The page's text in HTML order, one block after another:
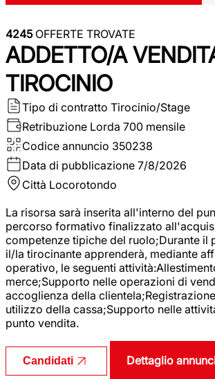
4245OFFERTE TROVATE
ADDETTO/A
TIROCINIO
Tipo di contratto Tirocinio/Stage
Retribuzione Lorda 700 mensile
Codice annuncio 350238
Data di pubblicazione 7/8/2026
Città Locorotondo
La risorsa sarà inserita all'interno del
percorso formativo finalizzato
competenze tipiche del ruolo;Durante il
il/la tirocinante apprenderà, mediante
operativo, le seguenti
merce;Supporto nelle operazioni di
accoglienza della
utilizzo della cassa;Supporto nelle
punto vendita.
Candidati Dettaglio